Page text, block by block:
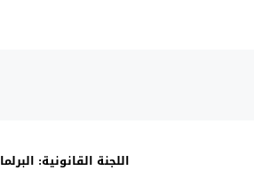
اللجنة القانونية: